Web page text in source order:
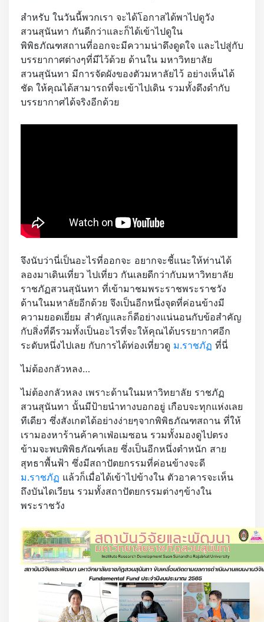
สำหรับ ในวันนี้พวกเรา จะได้โอกาสได้พาไปดูวัง
สวนสุนันทา กันดีกว่าและก็ได้เข้าไปดูใน
พิพิธภัณฑสถานที่ออกจะมีความน่าดึงดูดใจ และไปสู่กับ
บรรยากาศต่างๆที่มีไว้ด้วย ด้านใน มหาวิทยาลัย
สวนสุนันทา มีการจัดผังของตัวมหาลัยไว้ อย่างเห็นได้
ชัด ให้คุณได้สามารถที่จะเข้าไปเดิน รวมทั้งดึงดำกับ
บรรยากาศได้จริงอีกด้วย
จึงนับว่านี่เป็นอะไรที่ออกจะ อยากจะชี้แนะให้ท่านได้
ลองมาเดินเที่ยว ไปเที่ยว กันเลยดีกว่ากับมหาวิทยาลัย
ราชภัฏสวนสุนันทา ที่เข้ามาชมพระราชพระราชวัง
ด้านในมหาลัยอีกด้วย จึงเป็นอีกหนึ่งจุดที่ค่อนข้างมี
ความยอดเยี่ยม สำคัญและก็ดีอย่างแน่นอนกับข้อสำคัญ
กับสิ่งที่ดีรวมทั้งเป็นอะไรที่จะให้คุณได้บรรยากาศอีก
ระดับหนึ่งไปเลย กับการได้ท่องเที่ยวดู ม.ราชภัฏ ที่นี่
ไม่ต้องกลัวหลง…
ไม่ต้องกลัวหลง เพราะด้านในมหาวิทยาลัย ราชภัฏ
สวนสุนันทา นั้นมีป้ายนำทางบอกอยู่ เกือบจะทุกแห่งเลย
ทีเดียว ซึ่งสังเกตได้อย่างง่ายๆจากพิพิธภัณฑสถาน ที่ให้
เรามองหาร้านค้าคาเฟ่อเมซอน รวมทั้งมองดูไปตรง
ข้ามจะพบพิพิธภัณฑ์เลย ซึ่งเป็นอีกหนึ่งตำหนัก สาย
สุทธาพื้นฟ้า ซึ่งมีสถาปัตยกรรมที่ค่อนข้างจะดี
ม.ราชภัฏ แล้วก็เมื่อได้เข้าไปข้างใน ตัวอาคารจะเห็น
ถึงบันไดเวียน รวมทั้งสถาปัตยกรรมต่างๆข้างใน
พระราชวัง